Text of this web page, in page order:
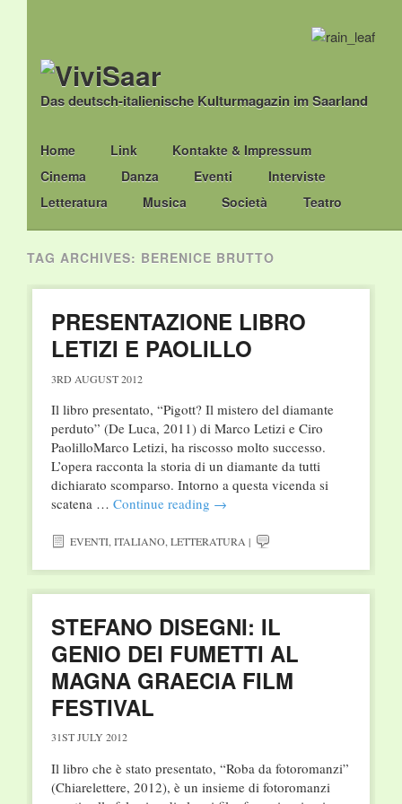
Das deutsch-italienische Kulturmagazin im Saarland
Main menu
Skip
to
content
Home Link
Kontakte & Impressum
Cinema
Danza Eventi
Interviste
Letteratura
Musica Società Teatro
TAG ARCHIVES: BERENICE BRUTTO
PRESENTAZIONE LIBRO
LETIZI E PAOLILLO
3RD AUGUST 2012
Il libro presentato, “Pigott? Il mistero del diamante
perduto” (De Luca, 2011) di Marco Letizi e Ciro
PaolilloMarco Letizi, ha riscosso molto successo.
L’opera racconta la storia di un diamante da tutti
dichiarato scomparso. Intorno a questa vicenda si
scatena … Continue reading →
EVENTI,ITALIANO,LETTERATURA |
STEFANO DISEGNI: IL
GENIO DEI FUMETTI AL
MAGNA GRAECIA FILM
FESTIVAL
31ST JULY 2012
Il libro che è stato presentato, “Roba da fotoromanzi”
(Chiarelettere, 2012), è un insieme di fotoromanzi